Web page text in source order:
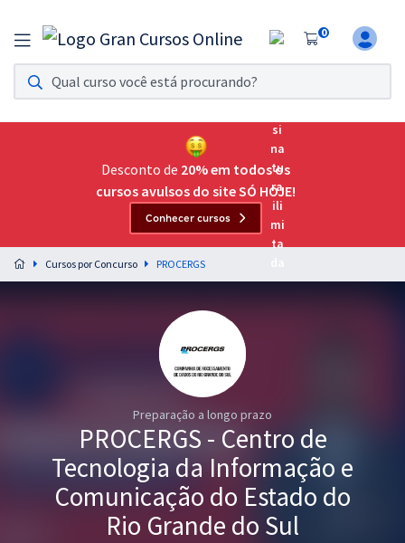
0
Assinatura Ilimitada 11
Acesso a todos os cursos. Teste grátis por 7 dias!
Assinatura OAB Até Passar
Acesso ilimitado a toda preparação para o Exame da
Preparação completa e intensiva para as principais
residências em saúde do Brasil
Graduação
Desconto de 20% em todos os
cursos avulsos do site SÓ HOJE!
Conhecer cursos
Cursos por Concurso PROCERGS
Preparação a longo prazo
PROCERGS - Centro de
Tecnologia da Informação e
Comunicação do Estado do
Rio Grande do Sul